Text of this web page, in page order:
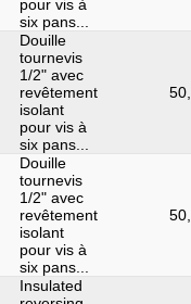
pour vis à
six pans...
Douille
tournevis
1/2" avec
revêtement
isolant
pour vis à
six pans...
Douille
tournevis
1/2" avec
revêtement
isolant
pour vis à
six pans...
Insulated